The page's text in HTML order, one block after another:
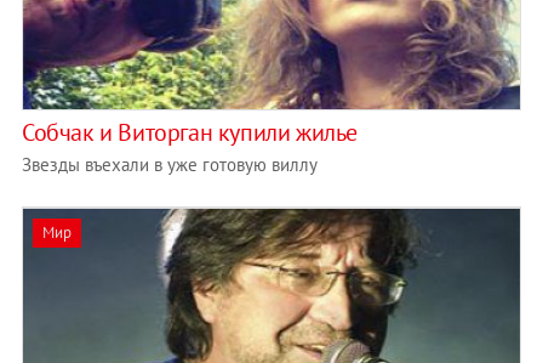
Собчак и Виторган купили жилье
Звезды въехали в уже готовую виллу
Мир